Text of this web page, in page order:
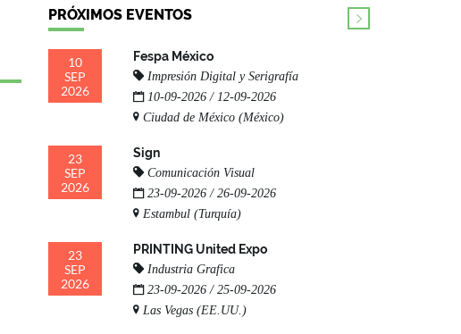
PRÓXIMOS EVENTOS
10
SEP
2026
Fespa México
Impresión Digital y Serigrafía
10-09-2026 / 12-09-2026
Ciudad de México (México)
23
SEP
2026
Sign
Comunicación Visual
23-09-2026 / 26-09-2026
Estambul (Turquía)
23
SEP
2026
PRINTING United Expo
Industria Grafica
23-09-2026 / 25-09-2026
Las Vegas (EE.UU.)